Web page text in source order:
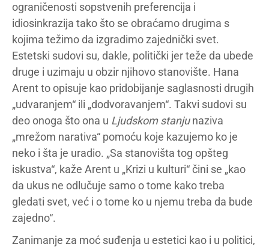
ograničenosti sopstvenih preferencija i
idiosinkrazija tako što se obraćamo drugima s
kojima težimo da izgradimo zajednički svet.
Estetski sudovi su, dakle, politički jer teže da ubede
druge i uzimaju u obzir njihovo stanovište. Hana
Arent to opisuje kao pridobijanje saglasnosti drugih
„udvaranjem“ ili „dodvoravanjem“. Takvi sudovi su
deo onoga što ona u Ljudskom stanjunaziva
„mrežom narativa“ pomoću koje kazujemo ko je
neko i šta je uradio. „Sa stanovišta tog opšteg
iskustva“, kaže Arent u „Krizi u kulturi“ čini se „kao
da ukus ne odlučuje samo o tome kako treba
gledati svet, već i o tome ko u njemu treba da bude
zajedno“.
Zanimanje za moć suđenja u estetici kao i u politici,